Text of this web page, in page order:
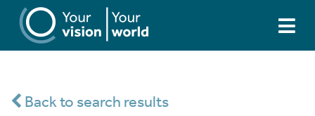
Back to search results